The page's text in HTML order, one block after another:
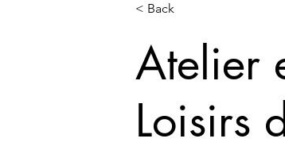
< Back
Atelier
Loisirs